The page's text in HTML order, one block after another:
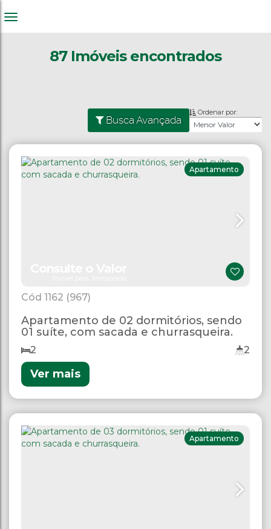
87 Imóveis encontrados
Busca Avançada
Ordenar por:
1162 (967)
Apartamento
Apartamento de 02 dormitórios, sendo
01 suíte, com sacada e churrasqueira.
2 2
Ver mais
Apartamento